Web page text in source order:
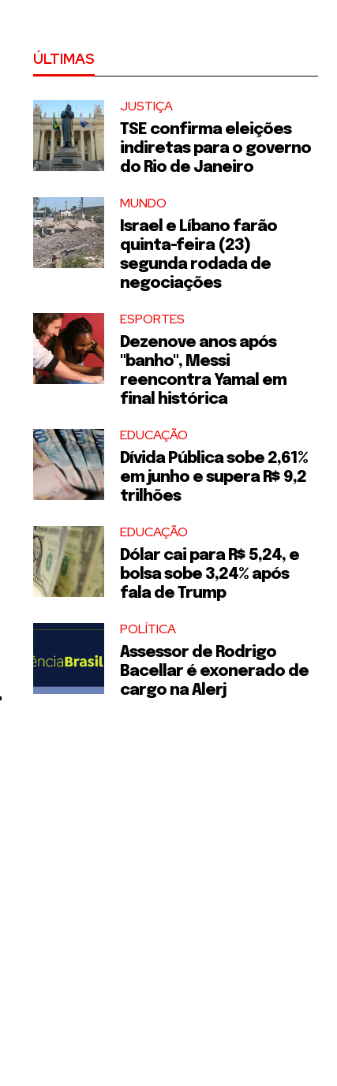
ÚLTIMAS
JUSTIÇA
TSE confirma eleições
indiretas para o governo
do Rio de Janeiro
MUNDO
Israel e Líbano farão
quinta-feira (23)
segunda rodada de
negociações
ESPORTES
Dezenove anos após
"banho", Messi
reencontra Yamal em
final histórica
EDUCAÇÃO
Dívida Pública sobe 2,61%
em junho e supera R$ 9,2
trilhões
EDUCAÇÃO
Dólar cai para R$ 5,24, e
bolsa sobe 3,24% após
fala de Trump
POLÍTICA
Assessor de Rodrigo
Bacellar é exonerado de
cargo na Alerj